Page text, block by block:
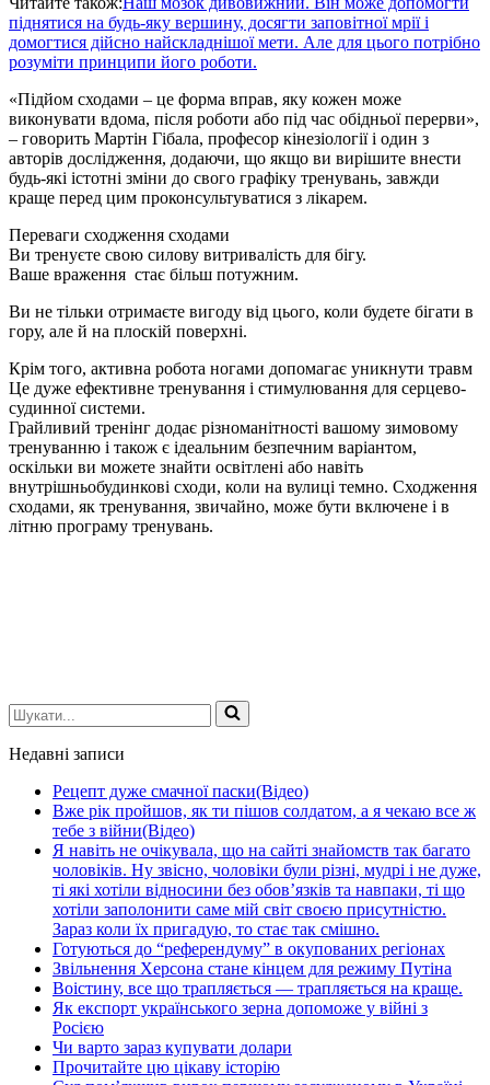
піднятися на будь-яку вершину, досягти заповітної мрії і
домогтися дійсно найскладнішої мети. Але для цього потрібно
розуміти принципи його роботи.
«Підйом сходами – це форма вправ, яку кожен може
виконувати вдома, після роботи або під час обідньої перерви»,
– говорить Мартін Гібала, професор кінезіології і один з
авторів дослідження, додаючи, що якщо ви вирішите внести
будь-які істотні зміни до свого графіку тренувань, завжди
краще перед цим проконсультуватися з лікарем.
Переваги сходження сходами
Ви тренуєте свою силову витривалість для бігу.
Ваше враження стає більш потужним.
Ви не тільки отримаєте вигоду від цього, коли будете бігати в
гору, але й на плоскій поверхні.
Крім того, активна робота ногами допомагає уникнути травм
Це дуже ефективне тренування і стимулювання для серцево-
судинної системи.
Грайливий тренінг додає різноманітності вашому зимовому
тренуванню і також є ідеальним безпечним варіантом,
оскільки ви можете знайти освітлені або навіть
внутрішньобудинкові сходи, коли на вулиці темно. Сходження
сходами, як тренування, звичайно, може бути включене і в
літню програму тренувань.
Шукати...
Недавні записи
Рецепт дуже смачної паски(Відео)
Вже рік пройшов, як ти пішов солдатом, а я чекаю все ж
тебе з війни(Відео)
Я навіть не очікувала, що на сайті знайомств так багато
чоловіків. Ну звісно, чоловіки були різні, мудрі і не дуже,
ті які хотіли відносини без обов’язків та навпаки, ті що
хотіли заполонити саме мій світ своєю присутністю.
Зараз коли їх пригадую, то стає так смішно.
Готуються до “референдуму” в окупованих регіонах
Звільнення Херсона стане кінцем для режиму Путіна
Воістину, все що трапляється — трапляється на краще.
Як експорт українського зерна допоможе у війні з
Росією
Чи варто зараз купувати долари
Прочитайте цю цікаву історію